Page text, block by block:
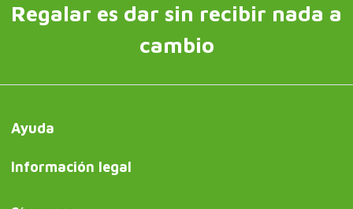
Regalar es dar sin recibir nada a
cambio
Ayuda
Información legal